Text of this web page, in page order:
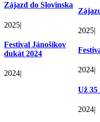
2025|
2024|
Už 35
2024|
Zájazd do Slovinska
2025|
Festival Jánošíkov
dukát 2024
2024|